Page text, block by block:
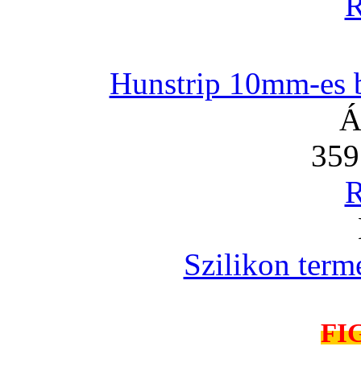
Hunstrip 10mm-es
Szilikon